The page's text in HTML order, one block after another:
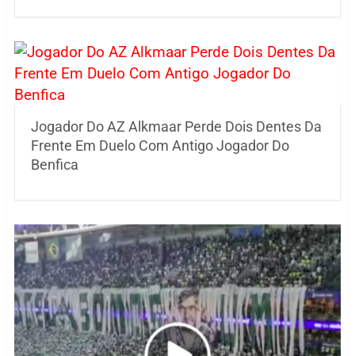
Jogador Do AZ Alkmaar Perde Dois Dentes Da
Frente Em Duelo Com Antigo Jogador Do
Benfica